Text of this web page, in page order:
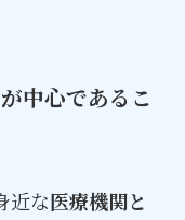
中心であるこ
近な医療機関と